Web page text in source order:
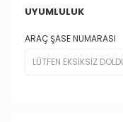
UYUMLULUK
ARAÇ ŞASE NUMARASI